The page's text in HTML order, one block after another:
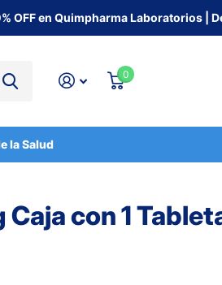
OFF en Quimpharma Laboratorios |
0
la Salud
con 1